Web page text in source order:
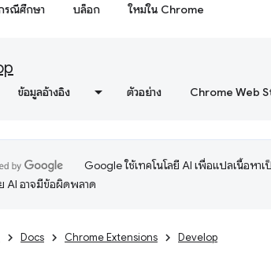
รณีศึกษา บล็อก ใหม่ใน Chrome
ข้อมูลอ้างอิง ตัวอย่าง Chrome Web
Google ใช้เทคโนโลยี AI เพื่อแปลเนื้อหา
AI อาจมีข้อผิดพลาด
Docs Chrome Extensions Develop